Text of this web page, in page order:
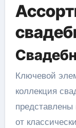
Ключевой
коллекция
от